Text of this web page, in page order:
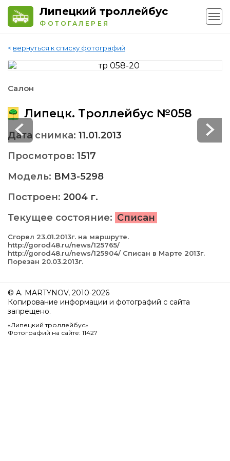
Липецкий троллейбус
ФОТОГАЛЕРЕЯ
< вернуться к списку фотографий
Салон
Липецк. Троллейбус №058
Дата снимка: 11.01.2013
Просмотров: 1517
Модель: ВМЗ-5298
Построен: 2004 г.
Текущее состояние: Списан
Сгорел 23.01.2013г. на маршруте.
http://gorod48.ru/news/125765/
http://gorod48.ru/news/125904/ Списан в Марте 2013г.
Порезан 20.03.2013г.
© A. MARTYNOV, 2010-2026
Копирование информации и фотографий с сайта
запрещено.
«Липецкий троллейбус»
Фотографий на сайте: 11427